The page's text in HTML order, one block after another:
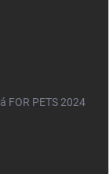
FOR PETS 2024